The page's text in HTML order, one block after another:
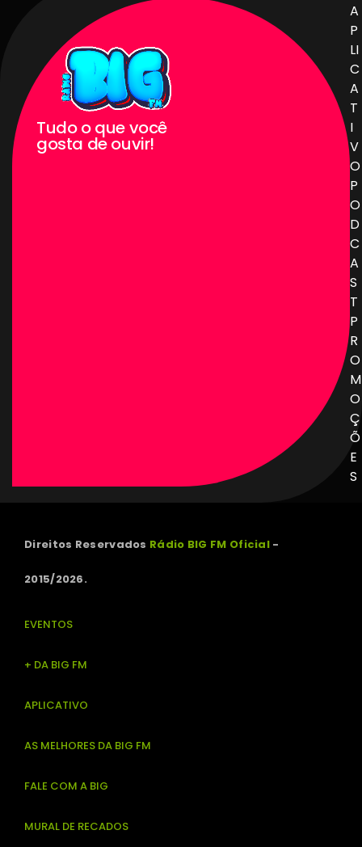
Tudo o que você
gosta de ouvir!
A
P
LI
C
A
T
I
V
O
P
O
D
C
A
S
T
P
R
O
M
O
Ç
Õ
E
S
Direitos Reservados Rádio BIG FM Oficial -
2015/2026.
EVENTOS
+ DA BIG FM
APLICATIVO
AS MELHORES DA BIG FM
FALE COM A BIG
MURAL DE RECADOS